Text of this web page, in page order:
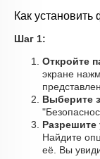
Как установить
Шаг 1:
Откройте
экране
Выберите
Разрешите
Найдите
её. Вы